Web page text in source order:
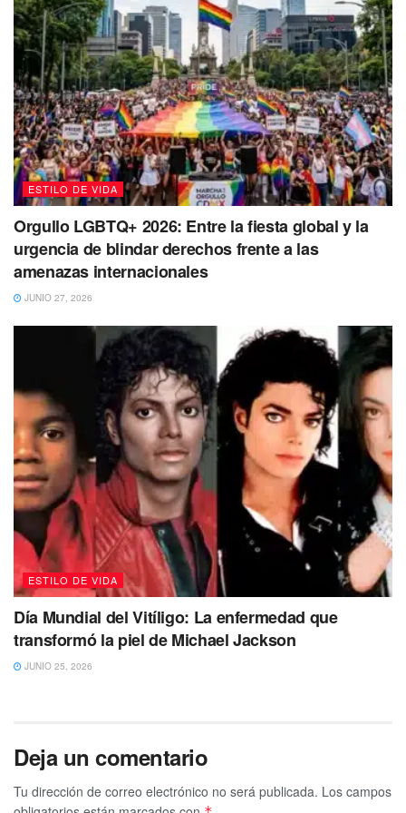
en estos días, porque tu estado de ánimo y tu situación
emocional, se verá reflejado en síntomas, dolencias o
malestares. Tus decisiones o emociones, pueden estar
influenciadas por otras personas, especialmente si estás
contemplando un cambio de trabajo o un movimiento
profesional.
ESTILO DE VIDA
Orgullo LGBTQ+ 2026: Entre la fiesta global y la
urgencia de blindar derechos frente a las
amenazas internacionales
JUNIO 27, 2026
ESTILO DE VIDA
Día Mundial del Vitíligo: La enfermedad que
transformó la piel de Michael Jackson
JUNIO 25, 2026
Deja un comentario
Tu dirección de correo electrónico no será publicada. Los campos